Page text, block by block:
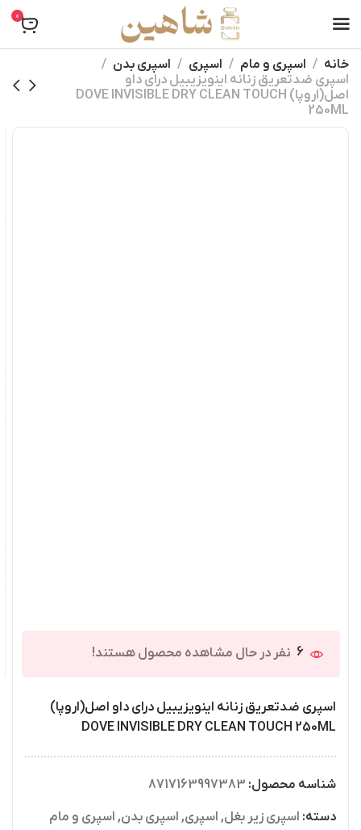
0
خانه اسپری و مام اسپری
اسپری بدن
اسپری ضدتعریق زنانه اینویزیبیل درای داو
اصل(اروپا) DOVE INVISIBLE DRY CLEAN TOUCH
250ML
6 نفر در حال مشاهده محصول هستند!
اسپری ضدتعریق زنانه اینویزیبیل درای داو اصل(اروپا)
DOVE INVISIBLE DRY CLEAN TOUCH 250ML
شناسه محصول: 8717163997383
دسته: اسپری زیر بغل, اسپری, اسپری بدن, اسپری و مام